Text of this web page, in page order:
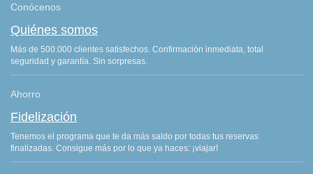
Conócenos
Quiénes somos
Más de 500.000 clientes satisfechos. Confirmación inmediata, total
seguridad y garantía. Sin sorpresas.
Ahorro
Fidelización
Tenemos el programa que te da más saldo por todas tus reservas
finalizadas. Consigue más por lo que ya haces: ¡viajar!